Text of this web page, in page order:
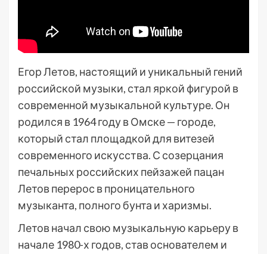
Егор Летов, настоящий и уникальный гений
российской музыки, стал яркой фигурой в
современной музыкальной культуре. Он
родился в 1964 году в Омске — городе,
который стал площадкой для витезей
современного искусства. С созерцания
печальных российских пейзажей пацан
Летов перерос в проницательного
музыканта, полного бунта и харизмы.
Летов начал свою музыкальную карьеру в
начале 1980-х годов, став основателем и